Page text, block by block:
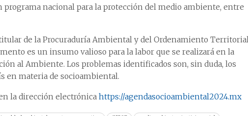
nacional para la protección del medio ambiente, entre
de la Procuraduría Ambiental y del Ordenamiento Territorial
es un insumo valioso para la labor que se realizará en la
al Ambiente. Los problemas identificados son, sin duda, los
en materia de socioambiental.
la dirección electrónica https://agendasocioambiental2024.mx